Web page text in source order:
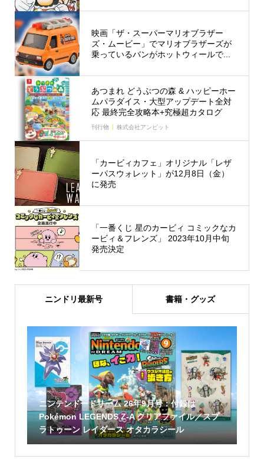
映画「ザ・スーパーマリオブラザー
ズ・ムービー」でマリオブラザーズが
乗っているバンがホットウィールで...
あつまれ どうぶつの森 & ハッピーホー
ムパラダイス・大型アップデート全対
応 最終完全攻略本+究極超カタログ
刊行物 株式会社アンビット
「カービィカフェ」オリジナル「レザ
ーパスウォレット」が12月8日（金）
に発売
「一番くじ 星のカービィ コミックなカ
ービィ＆フレンズ」 2023年10月中旬
発売決定
ニンドリ最新号 書籍・グッズ
ニンテンドードリーム 26年9月号：付録は
Pokémon LEGENDS Z-A クリアファイル／スプ
ラトゥーン レイダース オタカラシール